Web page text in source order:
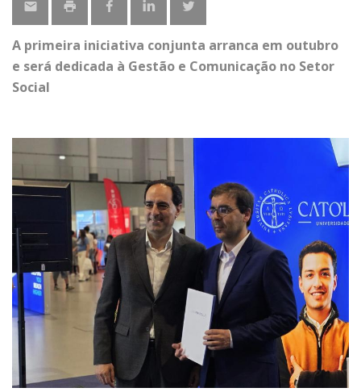
A primeira iniciativa conjunta arranca em outubro
e será dedicada à Gestão e Comunicação no Setor
Social